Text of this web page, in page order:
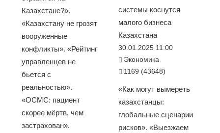
Казахстане?».
«Казахстану не грозят
вооруженные
конфликты». «Рейтинг
управленцев не
бьется с
реальностью».
«ОСМС: пациент
скорее мёртв, чем
застрахован».
системы коснутся
малого бизнеса
Казахстана
30.01.2025 11:00
Экономика
1169 (43648)
«Как могут вымереть
казахстанцы:
глобальные сценарии
рисков». «Выезжаем